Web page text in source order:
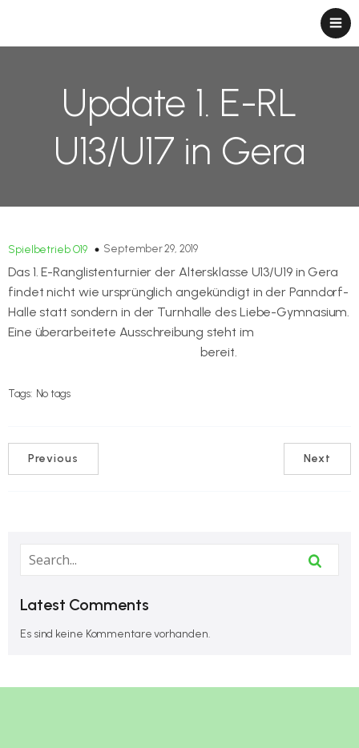
Update 1. E-RL
U13/U17 in Gera
Spielbetrieb O19 September 29, 2019
Das 1. E-Ranglistenturnier der Altersklasse U13/U19 in Gera
findet nicht wie ursprünglich angekündigt in der Panndorf-
Halle statt sondern in der Turnhalle des Liebe-Gymnasium.
Eine überarbeitete Ausschreibung steht im
bereit.
Tags: No tags
Previous Next
Latest Comments
Es sind keine Kommentare vorhanden.